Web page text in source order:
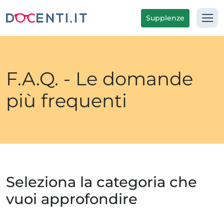
Supplenze
F.A.Q. - Le domande
più frequenti
Seleziona la categoria che
vuoi approfondire